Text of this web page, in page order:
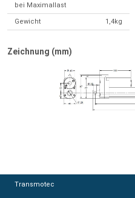
bei Maximallast
Gewicht 1,4kg
Zeichnung (mm)
Transmotec
Transmotec